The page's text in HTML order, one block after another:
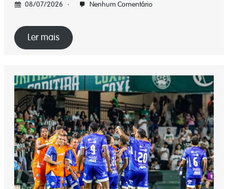
08/07/2026 Nenhum Comentário
Ler mais